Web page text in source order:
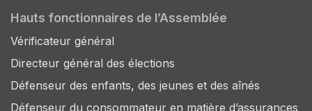
Hauts fonctionnaires de l’Assemblée
Vérificateur général
Directeur général des élections
Défenseur des enfants, des jeunes et des aînés
Défenseur du consommateur en matière d’assurances